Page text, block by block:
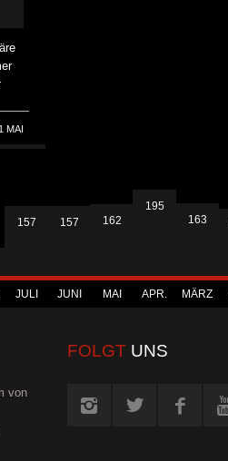
MAI
157
JULI
157
JUNI
162
MAI
195
APR.
163
MÄRZ
von
FOLGT UNS